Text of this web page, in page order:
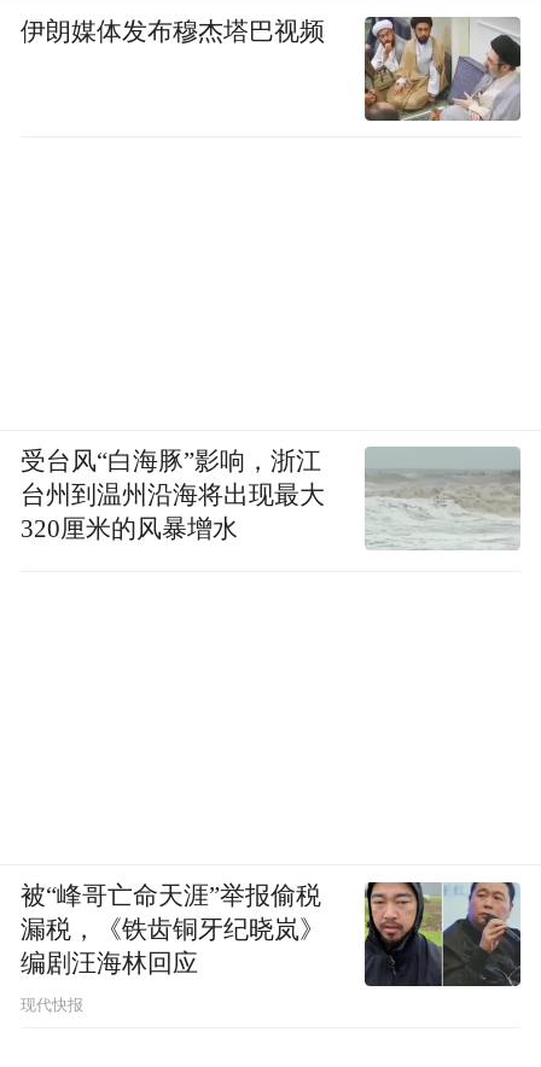
伊朗媒体发布穆杰塔巴视频
受台风“白海豚”影响，浙江
台州到温州沿海将出现最大
320厘米的风暴增水
被“峰哥亡命天涯”举报偷税
漏税，《铁齿铜牙纪晓岚》
编剧汪海林回应
现代快报